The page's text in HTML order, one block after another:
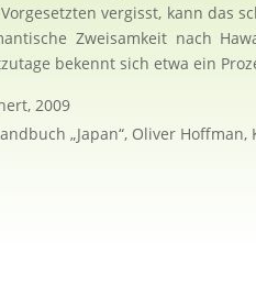
vergisst, kann das
Zweisamkeit nach
bekennt sich etwa ein
2009
„Japan“, Oliver